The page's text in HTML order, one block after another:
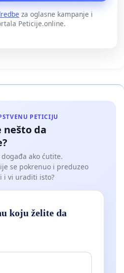
za oglasne kampanje i
Peticije.online.
PETICIJU
nešto da
ako ćutite.
se pokrenuo i preduzeo
i vi uraditi isto?
koju želite da